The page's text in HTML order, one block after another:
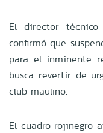
El director técnico
confirmó que
para el inminente
busca revertir de
club maulino.
El cuadro rojinegro